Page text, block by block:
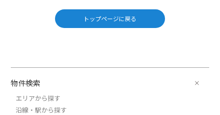
トップページに戻る
物件検索
エリアから探す
沿線・駅から探す